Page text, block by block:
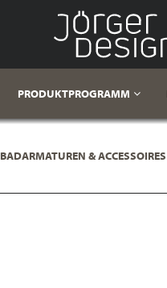
PRODUKTPROGRAMM
BADARMATUREN & ACCESSOIRES